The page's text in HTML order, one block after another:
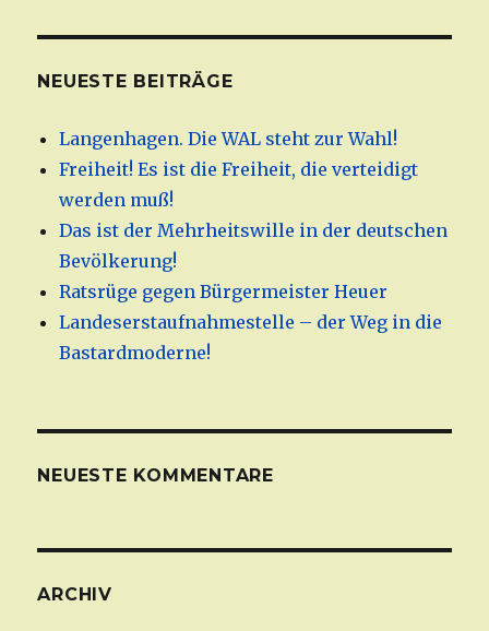
NEUESTE BEITRÄGE
Langenhagen. Die WAL steht zur Wahl!
Freiheit! Es ist die Freiheit, die verteidigt
werden muß!
Das ist der Mehrheitswille in der deutschen
Bevölkerung!
Ratsrüge gegen Bürgermeister Heuer
Landeserstaufnahmestelle – der Weg in die
Bastardmoderne!
NEUESTE KOMMENTARE
ARCHIV